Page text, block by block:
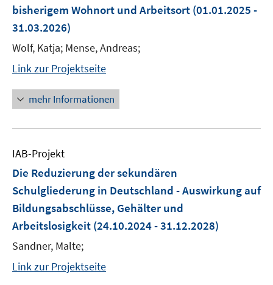
bisherigem Wohnort und Arbeitsort (01.01.2025 -
31.03.2026)
Wolf, Katja; Mense, Andreas;
Link zur Projektseite
mehr Informationen
IAB-Projekt
Die Reduzierung der sekundären
Schulgliederung in Deutschland - Auswirkung auf
Bildungsabschlüsse, Gehälter und
Arbeitslosigkeit (24.10.2024 - 31.12.2028)
Sandner, Malte;
Link zur Projektseite